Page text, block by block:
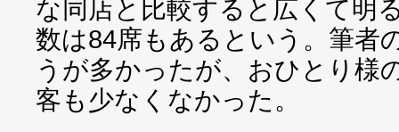
な同店と比較すると広くて明
数は84席もあるという。筆者
うが多かったが、おひとり様
客も少なくなかった。